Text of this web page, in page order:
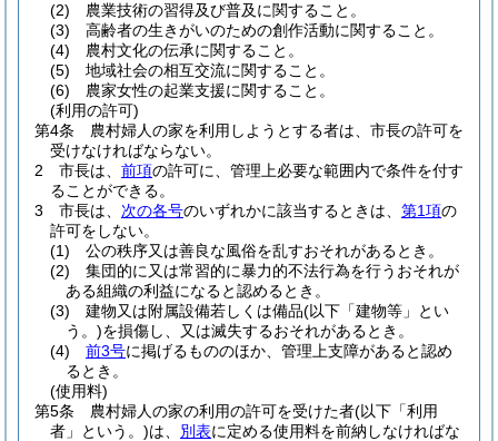
(2)
農業技術の習得及び普及に関すること。
(3)
高齢者の生きがいのための創作活動に関すること。
(4)
農村文化の伝承に関すること。
(5)
地域社会の相互交流に関すること。
(6)
農家女性の起業支援に関すること。
(利用の許可)
第4条
農村婦人の家を利用しようとする者は、市長の許可を
受けなければならない。
2
市長は、 前項の許可に、管理上必要な範囲内で条件を付す
ることができる。
3
市長は、 次の各号のいずれかに該当するときは、 第1項の
許可をしない。
(1)
公の秩序又は善良な風俗を乱すおそれがあるとき。
(2)
集団的に又は常習的に暴力的不法行為を行うおそれが
ある組織の利益になると認めるとき。
(3)
建物又は附属設備若しくは備品(以下「建物等」とい
う。)を損傷し、又は滅失するおそれがあるとき。
(4)
前3号に掲げるもののほか、管理上支障があると認め
るとき。
(使用料)
第5条
農村婦人の家の利用の許可を受けた者(以下「利用
者」という。)は、 別表に定める使用料を前納しなければな